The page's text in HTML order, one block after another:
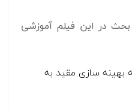
در این فیلم آموزشی
بهینه سازی مقید به